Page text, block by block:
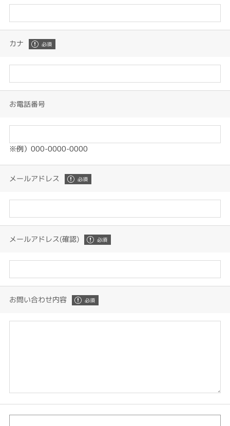
カナ
お電話番号
※例）000-0000-0000
メールアドレス
メールアドレス(確認)
お問い合わせ内容